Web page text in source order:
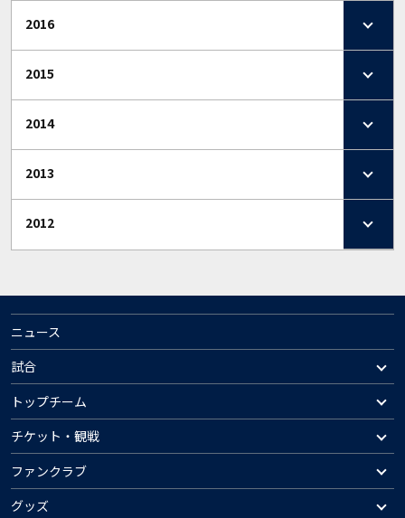
2016
2015
2014
2013
2012
ニュース
試合
トップチーム
チケット・観戦
ファンクラブ
グッズ